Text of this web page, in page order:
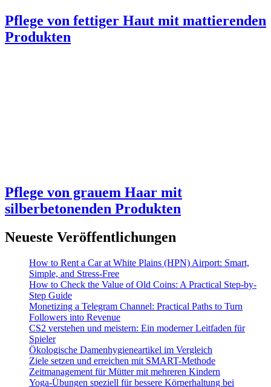
Pflege von fettiger Haut mit mattierenden
Produkten
Pflege von grauem Haar mit
silberbetonenden Produkten
Neueste Veröffentlichungen
How to Rent a Car at White Plains (HPN) Airport: Smart,
Simple, and Stress-Free
How to Check the Value of Old Coins: A Practical Step-by-
Step Guide
Monetizing a Telegram Channel: Practical Paths to Turn
Followers into Revenue
CS2 verstehen und meistern: Ein moderner Leitfaden für
Spieler
Ökologische Damenhygieneartikel im Vergleich
Ziele setzen und erreichen mit SMART-Methode
Zeitmanagement für Mütter mit mehreren Kindern
Yoga-Übungen speziell für bessere Körperhaltung bei